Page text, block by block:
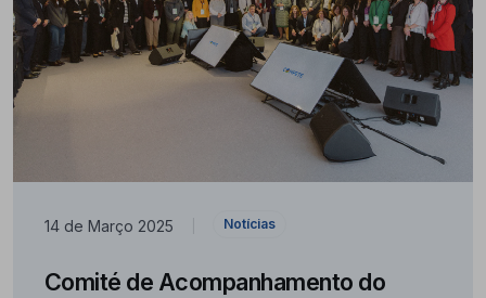
14 de Março 2025 Notícias
Comité de Acompanhamento do